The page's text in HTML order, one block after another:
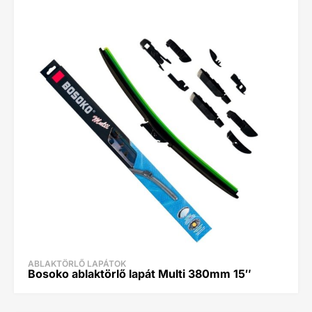
ABLAKTÖRLŐ LAPÁTOK
Bosoko ablaktörlő lapát Multi 380mm 15″